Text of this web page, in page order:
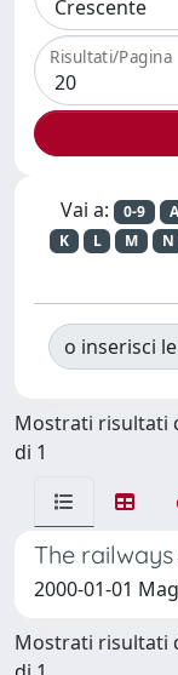
Risultati/Pagina
Vai a: 0-9 A
K
L M N
o inserisci
Mostrati risultati
di 1
The railways
2000-01-01
Mostrati risultati